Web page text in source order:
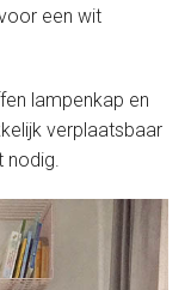
een wit
lampenkap en
verplaatsbaar
nodig.